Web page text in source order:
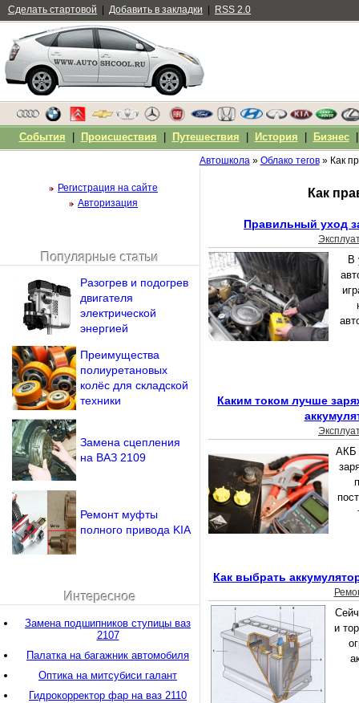
Автошкола» Облако тегов» Как
Как
Правильный уход
В
Каким током лучше
АКБ
Как выбрать
и
Регистрация на сайте
Авторизация
Напомнить пароль?
Популярные статьи
Разогрев и подогрев
двигателя
электрической
энергией
Преимущества
полиуретановых
колёс для складской
техники
Замена сцепления
на ВАЗ 2109
Ремонт муфты
полного привода KIA
Интересное
Замена подшипников ступицы ваз
2107
Палатка на багажник автомобиля
Оптика на митсубиси галант
Гидрокорректор фар на ваз 2110
Сделать стартовой Добавить в закладки RSS 2.0
События Происшествия Путешествия История Бизнес